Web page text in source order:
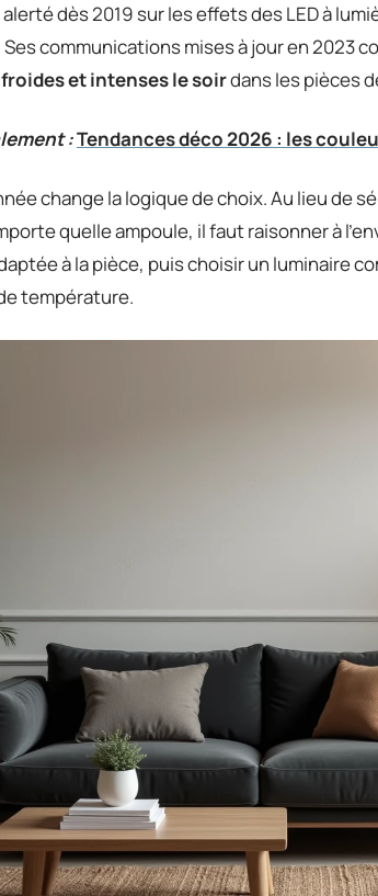
a alerté dès 2019 sur les effets des LED à
communications mises à jour en 2023
et intenses le soirdans les pièces
:Tendances déco 2026 : les
change la logique de choix. Au lieu de
quelle ampoule, il faut raisonner à
à la pièce, puis choisir un luminaire
température.